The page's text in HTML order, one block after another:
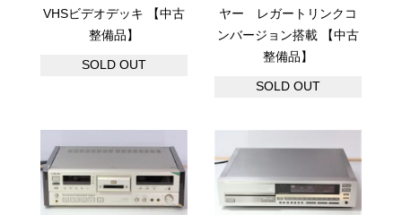
VHSビデオデッキ 【中古
整備品】
SOLD OUT
ヤー レガートリンクコ
ンバージョン搭載 【中古
整備品】
SOLD OUT